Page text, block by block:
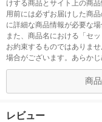
けする商品とサイト上の商
用前には必ずお届けした商
に詳細な商品情報が必要な
また、商品名における「セ
お約束するものではありま
場合がございます。あらかじ
商
レビュー